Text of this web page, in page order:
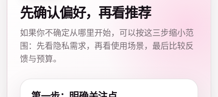
先确认偏好，再看推荐
如果你不确定从哪里开始，可以按这三步缩小范
围：先看隐私需求，再看使用场景，最后比较反
馈与预算。